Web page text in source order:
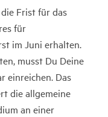
Frist für das
für
im Juni erhalten.
musst Du Deine
einreichen. Das
die allgemeine
an einer